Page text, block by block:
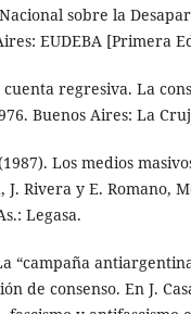
sobre la
EUDEBA [Primera
cuenta regresiva. La
Buenos Aires: La
Los medios
Rivera y E. Romano,
Legasa.
“campaña
de consenso. En J.